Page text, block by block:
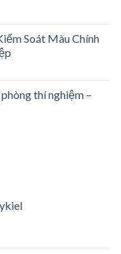
Soát Màu Chính
thí nghiệm –